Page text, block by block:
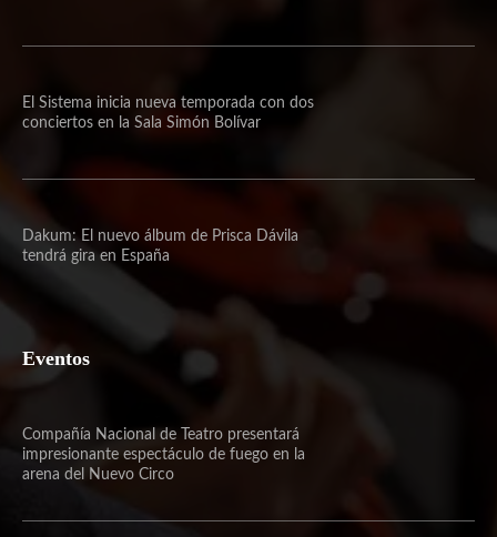
El Sistema inicia nueva temporada con dos
conciertos en la Sala Simón Bolívar
Dakum: El nuevo álbum de Prisca Dávila
tendrá gira en España
Eventos
Compañía Nacional de Teatro presentará
impresionante espectáculo de fuego en la
arena del Nuevo Circo